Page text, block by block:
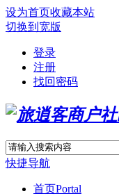
设为首页收藏本站
切换到宽版
登录
注册
找回密码
快捷导航
首页Portal